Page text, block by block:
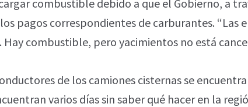
combustible debido a que el Gobierno, a
pagos correspondientes de carburantes. “Las
combustible, pero yacimientos no está
de los camiones cisternas se
varios días sin saber qué hacer en la